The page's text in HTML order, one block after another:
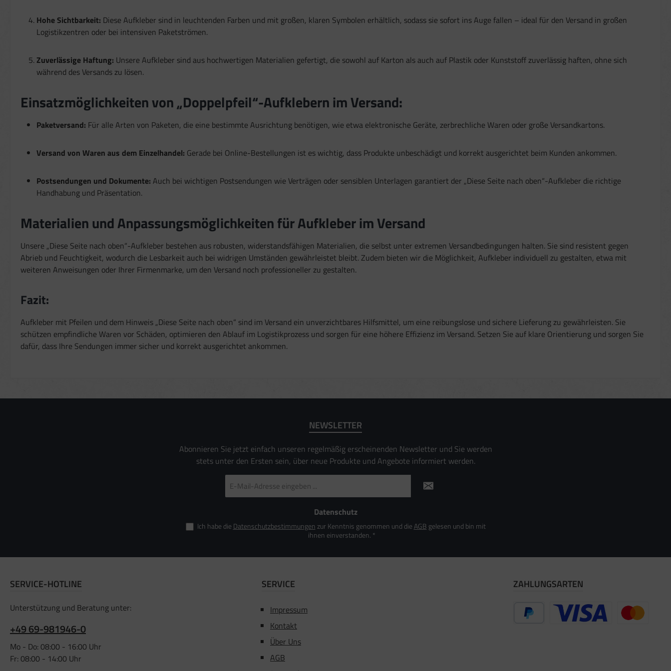
Hohe Sichtbarkeit: Diese Aufkleber sind in leuchtenden Farben und mit großen, klaren Symbolen erhältlich, sodass sie sofort ins Auge fallen – ideal für den Versand in großen
Logistikzentren oder bei intensiven Paketströmen.
Zuverlässige Haftung: Unsere Aufkleber sind aus hochwertigen Materialien gefertigt, die sowohl auf Karton als auch auf Plastik oder Kunststoff zuverlässig haften, ohne sich
während des Versands zu lösen.
Einsatzmöglichkeiten von „Doppelpfeil“-Aufklebern im Versand:
Paketversand: Für alle Arten von Paketen, die eine bestimmte Ausrichtung benötigen, wie etwa elektronische Geräte, zerbrechliche Waren oder große Versandkartons.
Versand von Waren aus dem Einzelhandel: Gerade bei Online-Bestellungen ist es wichtig, dass Produkte unbeschädigt und korrekt ausgerichtet beim Kunden ankommen.
Postsendungen und Dokumente: Auch bei wichtigen Postsendungen wie Verträgen oder sensiblen Unterlagen garantiert der „Diese Seite nach oben“-Aufkleber die richtige
Handhabung und Präsentation.
Materialien und Anpassungsmöglichkeiten für Aufkleber im Versand
Unsere „Diese Seite nach oben“-Aufkleber bestehen aus robusten, widerstandsfähigen Materialien, die selbst unter extremen Versandbedingungen halten. Sie sind resistent gegen
Abrieb und Feuchtigkeit, wodurch die Lesbarkeit auch bei widrigen Umständen gewährleistet bleibt. Zudem bieten wir die Möglichkeit, Aufkleber individuell zu gestalten, etwa mit
weiteren Anweisungen oder Ihrer Firmenmarke, um den Versand noch professioneller zu gestalten.
Fazit:
Aufkleber mit Pfeilen und dem Hinweis „Diese Seite nach oben“ sind im Versand ein unverzichtbares Hilfsmittel, um eine reibungslose und sichere Lieferung zu gewährleisten. Sie
schützen empfindliche Waren vor Schäden, optimieren den Ablauf im Logistikprozess und sorgen für eine höhere Effizienz im Versand. Setzen Sie auf klare Orientierung und sorgen Sie
dafür, dass Ihre Sendungen immer sicher und korrekt ausgerichtet ankommen.
NEWSLETTER
Abonnieren Sie jetzt einfach unseren regelmäßig erscheinenden Newsletter und Sie werden
stets unter den Ersten sein, über neue Produkte und Angebote informiert werden.
Mail-
Adresse
Datenschutz
Ich habe die Datenschutzbestimmungenzur Kenntnis genommen und dieAGB gelesen und bin mit
ihnen einverstanden. *
SERVICE-HOTLINE
Unterstützung und Beratung unter:
+49 69-981946-0
Mo - Do: 08:00 - 16:00 Uhr
Fr: 08:00 - 14:00 Uhr
SERVICE
Impressum
Kontakt
Über Uns
AGB
ZAHLUNGSARTEN
Endgeräteeigenschaften zur Identifikation aktiv abfragen